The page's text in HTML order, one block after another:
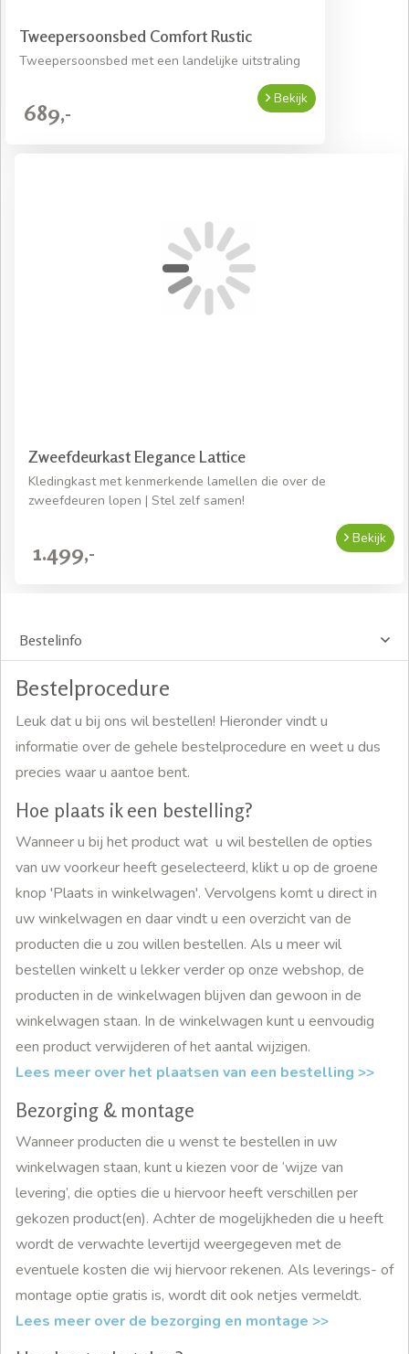
Tweepersoonsbed Comfort Rustic
Tweepersoonsbed met een landelijke uitstraling
689,-
Bekijk
Zweefdeurkast Elegance Lattice
Kledingkast met kenmerkende lamellen die over de
zweefdeuren lopen | Stel zelf samen!
1.499,-
Bekijk
Bestelinfo
Bestelprocedure
Leuk dat u bij ons wil bestellen! Hieronder vindt u
informatie over de gehele bestelprocedure en weet u dus
precies waar u aantoe bent.
Hoe plaats ik een bestelling?
Wanneer u bij het product wat u wil bestellen de opties
van uw voorkeur heeft geselecteerd, klikt u op de groene
knop 'Plaats in winkelwagen'. Vervolgens komt u direct in
uw winkelwagen en daar vindt u een overzicht van de
producten die u zou willen bestellen. Als u meer wil
bestellen winkelt u lekker verder op onze webshop, de
producten in de winkelwagen blijven dan gewoon in de
winkelwagen staan. In de winkelwagen kunt u eenvoudig
een product verwijderen of het aantal wijzigen.
Lees meer over het plaatsen van een bestelling >>
Bezorging & montage
Wanneer producten die u wenst te bestellen in uw
winkelwagen staan, kunt u kiezen voor de ‘wijze van
levering’, die opties die u hiervoor heeft verschillen per
gekozen product(en). Achter de mogelijkheden die u heeft
wordt de verwachte levertijd weergegeven met de
eventuele kosten die wij hiervoor rekenen. Als leverings- of
montage optie gratis is, wordt dit ook netjes vermeldt.
Lees meer over de bezorging en montage >>